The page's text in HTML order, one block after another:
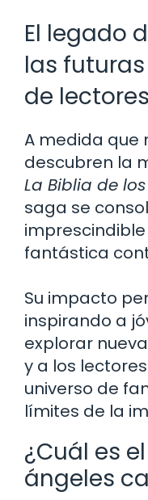
El legado
las
de lectores
A medida que
descubren la
La Biblia de
saga se
fantástica
Su impacto
inspirando a
explorar
y a los
universo de
límites de la
¿Cuál es
ángeles